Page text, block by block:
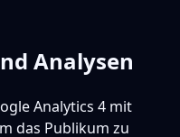
Analysen
Analytics 4 mit
das Publikum zu